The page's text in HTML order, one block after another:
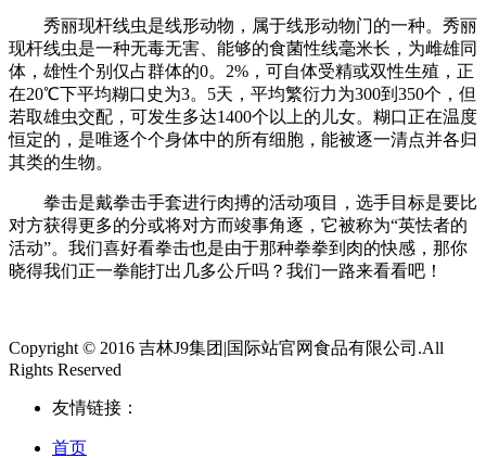
秀丽现杆线虫是线形动物，属于线形动物门的一种。秀丽
现杆线虫是一种无毒无害、能够的食菌性线毫米长，为雌雄同
体，雄性个别仅占群体的0。2%，可自体受精或双性生殖，正
在20℃下平均糊口史为3。5天，平均繁衍力为300到350个，但
若取雄虫交配，可发生多达1400个以上的儿女。糊口正在温度
恒定的，是唯逐个个身体中的所有细胞，能被逐一清点并各归
其类的生物。
拳击是戴拳击手套进行肉搏的活动项目，选手目标是要比
对方获得更多的分或将对方而竣事角逐，它被称为“英怯者的
活动”。我们喜好看拳击也是由于那种拳拳到肉的快感，那你
晓得我们正一拳能打出几多公斤吗？我们一路来看看吧！
Copyright © 2016 吉林J9集团|国际站官网食品有限公司.All
Rights Reserved
友情链接：
首页